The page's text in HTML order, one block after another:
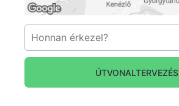
ÚTVONALTERVEZÉS